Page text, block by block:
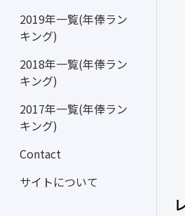
2019年一覧(年俸ラン
キング)
2018年一覧(年俸ラン
キング)
2017年一覧(年俸ラン
キング)
Contact
サイトについて